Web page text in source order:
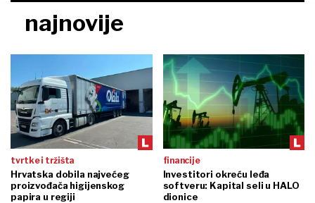
najnovije
tvrtke i tržišta
Hrvatska dobila najvećeg
proizvođača higijenskog
papira u regiji
financije
Investitori okreću leđa
softveru: Kapital seli u HALO
dionice